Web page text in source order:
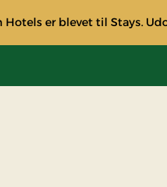
Hotels er blevet til Stays.